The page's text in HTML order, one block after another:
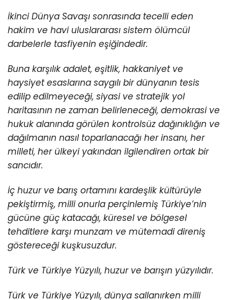
İkinci Dünya Savaşı sonrasında tecelli eden
hakim ve havi uluslararası sistem ölümcül
darbelerle tasfiyenin eşiğindedir.
Buna karşılık adalet, eşitlik, hakkaniyet ve
haysiyet esaslarına saygılı bir dünyanın tesis
edilip edilmeyeceği, siyasi ve stratejik yol
haritasının ne zaman belirleneceği, demokrasi ve
hukuk alanında görülen kontrolsüz dağınıklığın ve
dağılmanın nasıl toparlanacağı her insanı, her
milleti, her ülkeyi yakından ilgilendiren ortak bir
sancıdır.
İç huzur ve barış ortamını kardeşlik kültürüyle
pekiştirmiş, milli onurla perçinlemiş Türkiye’nin
gücüne güç katacağı, küresel ve bölgesel
tehditlere karşı munzam ve mütemadi direniş
göstereceği kuşkusuzdur.
Türk ve Türkiye Yüzyılı, huzur ve barışın yüzyılıdır.
Türk ve Türkiye Yüzyılı, dünya sallanırken milli